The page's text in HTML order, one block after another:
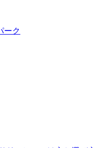
ーク